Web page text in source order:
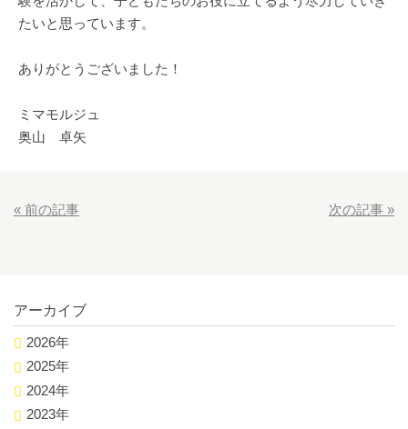
たいと思っています。
ありがとうございました！
ミマモルジュ
奥山 卓矢
« 前の記事 次の記事 »
アーカイブ
2026年
2025年
2024年
2023年